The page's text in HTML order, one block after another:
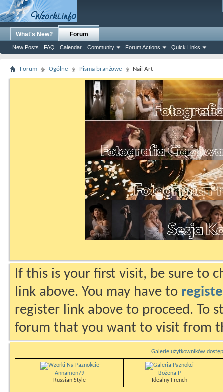
What's New? Forum
New Posts FAQ Calendar Community Forum Actions Quick Links
Forum Ogólne Pisma branżowe Nail Art
If this is your first visit, be sure to
link above. You may have to
register link above to proceed. To
forum that you want to visit from
Galerie użytkowników
Annamon79
Russian Style
Bożena P
Idealny French